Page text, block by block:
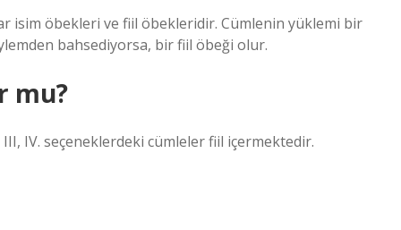
isim öbekleri ve fiil öbekleridir. Cümlenin yüklemi bir
bahsediyorsa, bir fiil öbeği olur.
mu?
IV. seçeneklerdeki cümleler fiil içermektedir.